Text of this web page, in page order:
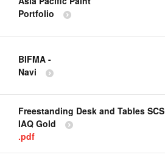
Portfolio
BIFMA -
Navi
Freestanding Desk and Tables SCS
IAQ Gold
.pdf